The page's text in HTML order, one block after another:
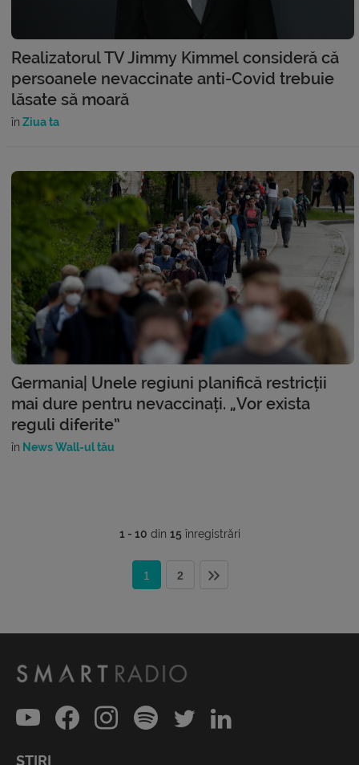
Realizatorul TV Jimmy Kimmel consideră că
persoanele nevaccinate anti-Covid trebuie
lăsate să moară
în Ziua ta
Germania| Unele regiuni planifică restricții
mai dure pentru nevaccinați. „Vor exista
reguli diferite”
în News Wall-ul tău
1 - 10 din 15înregistrări
1 2
ȘTIRI